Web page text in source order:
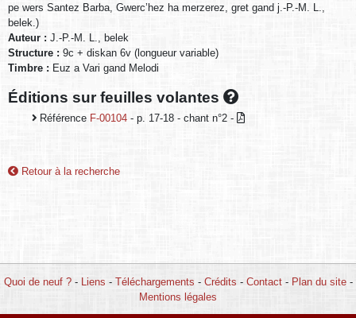
pe wers Santez Barba, Gwerc’hez ha merzerez, gret gand j.-P.-M. L.,
belek.)
Auteur : J.-P.-M. L., belek
Structure : 9c + diskan 6v (longueur variable)
Timbre : Euz a Vari gand Melodi
Éditions sur feuilles volantes
Référence F-00104 - p. 17-18 - chant n°2 -
Retour à la recherche
Quoi de neuf ?- Liens - Téléchargements - Crédits - Contact- Plan du site-
Mentions légales